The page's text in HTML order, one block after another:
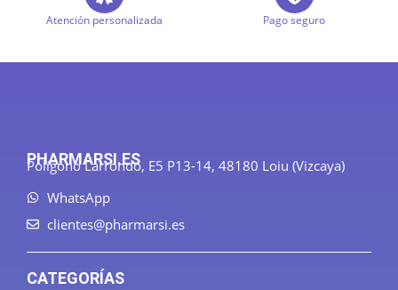
Atención personalizada Pago seguro
PHARMARSI.ES
Polígono Larrondo, E5 P13-14, 48180 Loiu (Vizcaya)
WhatsApp
clientes@pharmarsi.es
CATEGORÍAS